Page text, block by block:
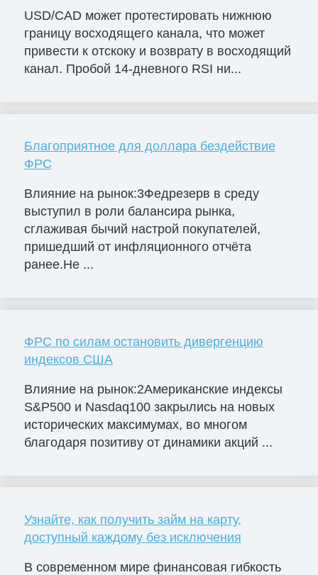
USD/CAD может протестировать нижнюю
границу восходящего канала, что может
привести к отскоку и возврату в восходящий
канал. Пробой 14-дневного RSI ни...
Благоприятное для доллара бездействие
ФРС
Влияние на рынок:3Федрезерв в среду
выступил в роли балансира рынка,
сглаживая бычий настрой покупателей,
пришедший от инфляционного отчёта
ранее.Не ...
ФРС по силам остановить дивергенцию
индексов США
Влияние на рынок:2Американские индексы
S&P500 и Nasdaq100 закрылись на новых
исторических максимумах, во многом
благодаря позитиву от динамики акций ...
Узнайте, как получить займ на карту,
доступный каждому без исключения
В современном мире финансовая гибкость